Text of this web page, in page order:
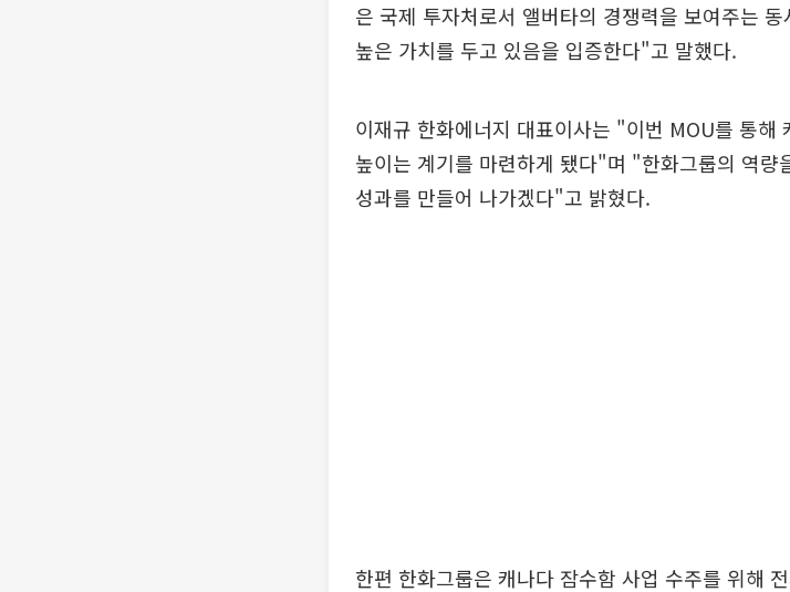
은 국제 투자처로서 앨버타의 경쟁력을 보여주는
높은 가치를 두고 있음을 입증한다"고 말했다.
이재규 한화에너지 대표이사는 "이번 MOU를 통해
높이는 계기를 마련하게 됐다"며 "한화그룹의 역량
성과를 만들어 나가겠다"고 밝혔다.
한편 한화그룹은 캐나다 잠수함 사업 수주를 위해